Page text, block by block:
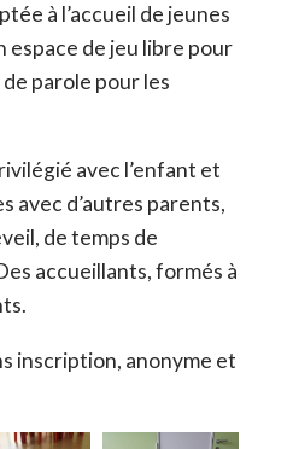
à l’accueil de jeunes
de jeu libre pour
parole pour les
avec l’enfant et
avec d’autres parents,
de temps de
accueillants, formés à
inscription, anonyme et